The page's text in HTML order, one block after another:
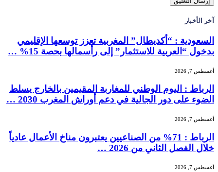
آخر الأخبار
السعودية : “أكديطال” المغربية تعزز توسعها الإقليمي
بدخول “العربية للاستثمار” إلى رأسمالها بحصة 15% …
أغسطس 7, 2026
الرباط : اليوم الوطني للمغاربة المقيمين بالخارج يسلط
الضوء على دور الجالية في دعم أوراش المغرب 2030 …
أغسطس 7, 2026
الرباط : 71% من الصناعيين يعتبرون مناخ الأعمال عادياً
خلال الفصل الثاني من 2026 …
أغسطس 7, 2026